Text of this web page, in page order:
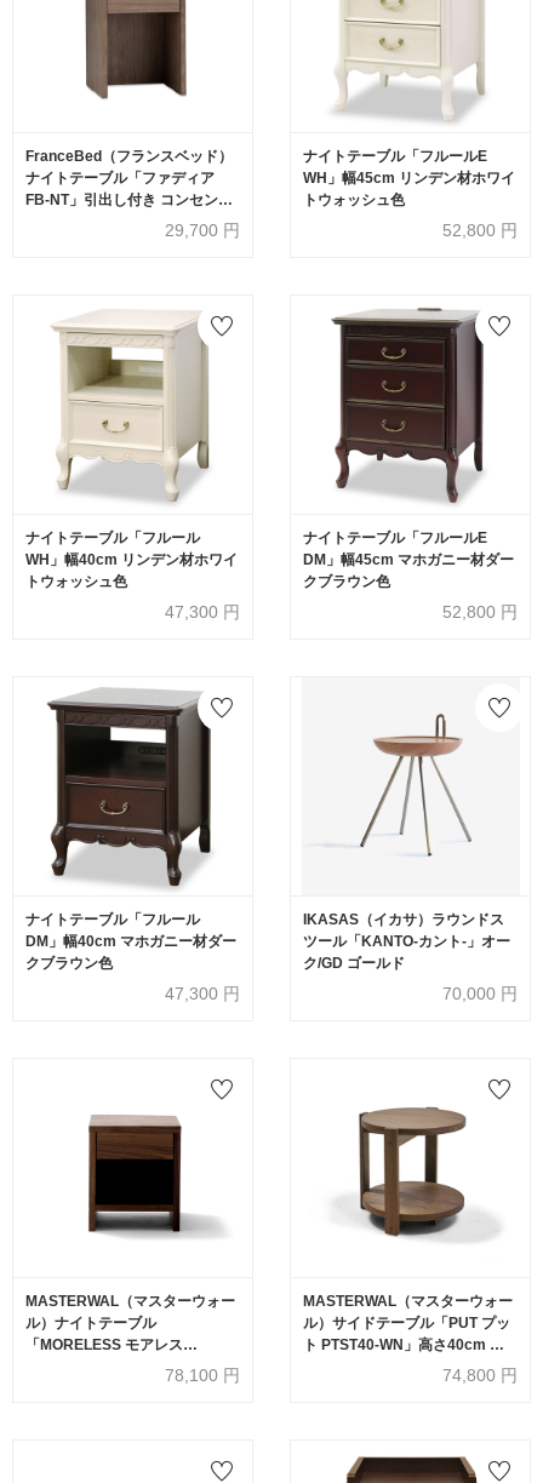
FranceBed（フランスベッド）
ナイトテーブル「ファディア
FB-NT」引出し付き コンセント
29,700 円
ナイトテーブル「フルールE
WH」幅45cm リンデン材ホワイ
トウォッシュ色
52,800 円
ナイトテーブル「フルール
WH」幅40cm リンデン材ホワイ
トウォッシュ色
47,300 円
ナイトテーブル「フルールE
DM」幅45cm マホガニー材ダー
クブラウン色
52,800 円
ナイトテーブル「フルール
DM」幅40cm マホガニー材ダー
クブラウン色
47,300 円
IKASAS（イカサ）ラウンドス
ツール「KANTO-カント-」オー
ク/GD ゴールド
70,000 円
MASTERWAL（マスターウォー
ル）ナイトテーブル
「MORELESS モアレス
MLNT40-WN」高さ40cm ウォ
ールナット材オイル仕上げ【受
78,100 円
MASTERWAL（マスターウォー
ル）サイドテーブル「PUT プッ
ト PTST40-WN」高さ40cm ウ
ォールナット材 オイル仕上げ
74,800 円